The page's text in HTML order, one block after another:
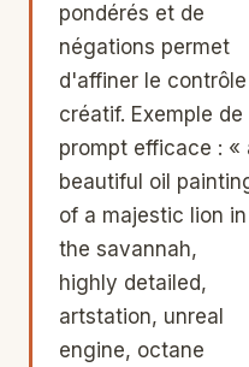
pondérés et de
négations permet
d'affiner le contrôle
créatif. Exemple de
prompt efficace : «
beautiful oil
of a majestic lion in
the savannah,
highly detailed,
artstation, unreal
engine, octane